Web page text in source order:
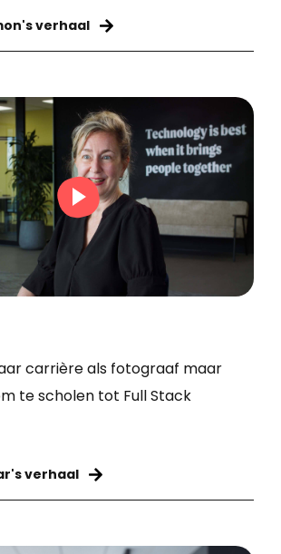
verhaal
carrière als fotograaf maar
te scholen tot Full Stack
verhaal